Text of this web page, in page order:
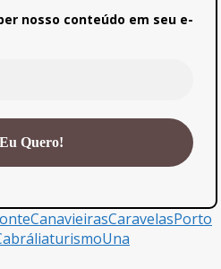
nosso conteúdo em seu e-
CanavieirasCaravelasPorto
turismoUna